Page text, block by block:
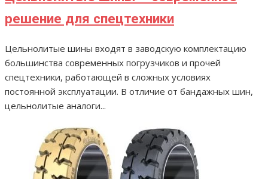
решение для спецтехники
Цельнолитые шины входят в заводскую комплектацию
большинства современных погрузчиков и прочей
спецтехники, работающей в сложных условиях
постоянной эксплуатации. В отличие от бандажных шин,
цельнолитые аналоги...